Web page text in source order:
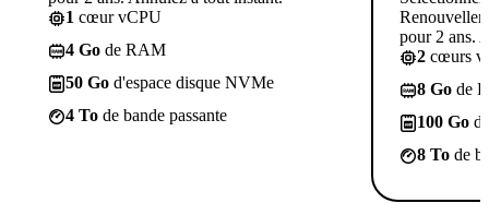
1 cœur vCPU
4 Go de RAM
50 Go d'espace disque NVMe
4 To de bande passante
pour 2 ans.
2 cœurs
8 Go de
100 Go
8 To de